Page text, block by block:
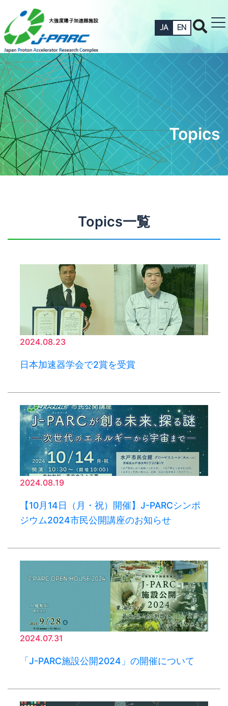
JA EN
Topics
Topics一覧
2024.08.23
日本加速器学会で2賞を受賞
2024.08.19
【10月14日（月・祝）開催】J-PARCシンポ
ジウム2024市民公開講座のお知らせ
2024.07.31
「J-PARC施設公開2024」の開催について